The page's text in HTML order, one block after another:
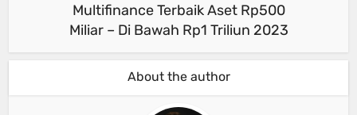
Multifinance Terbaik Aset Rp500
Miliar – Di Bawah Rp1 Triliun 2023
About the author